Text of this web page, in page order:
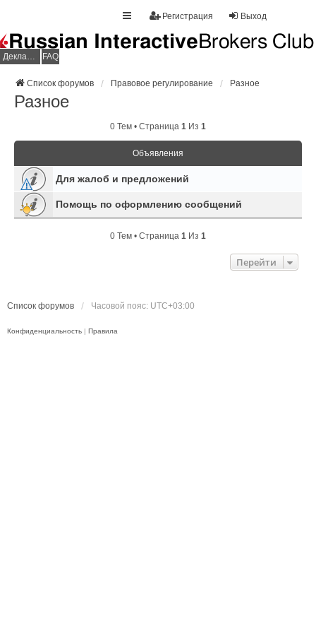
Выход
Регистрация
Декларация НДФЛ FAQ
Список форумов Правовое регулирование Разное
Разное
0 Тем • Страница 1 Из 1
Объявления
Для жалоб и предложений
Помощь по оформлению сообщений
0 Тем • Страница 1 Из 1
Перейти
Список форумов Часовой пояс: UTC+03:00
Конфиденциальность | Правила